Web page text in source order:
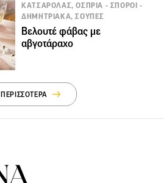
ΚΑΤΣΑΡΟΛΑΣ, ΟΣΠΡΙΑ - ΣΠΟΡΟΙ -
ΔΗΜΗΤΡΙΑΚΑ, ΣΟΥΠΕΣ
Βελουτέ φάβας με
αβγοτάραχο
ΠΕΡΙΣΣΟΤΕΡΑ